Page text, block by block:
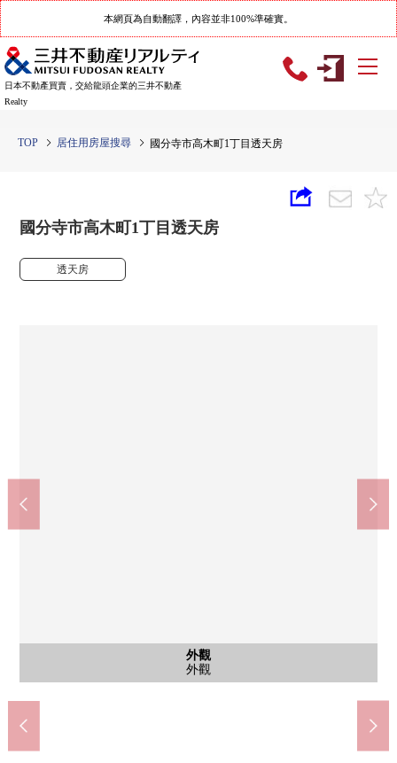
本網頁為自動翻譯，內容並非100%準確實。
日本不動產買賣，交給龍頭企業的三井不動產
Realty
TOP 居住用房屋搜尋 國分寺市高木町1丁目透天房
國分寺市高木町1丁目透天房
透天房
外觀
外觀
客廳
客廳
客廳
客廳
客廳
客廳
客廳
客廳
廚房
廚房
廚房
廚房
客廳
客廳
西式房間
2樓西式房間①
西式房間
2樓西式房間①
西式房間
2樓西式房間②
西式房間
2樓西式房間②
廁所
廁所
公共汽車
公共汽車
洗臉
洗臉
門口
門口
室內
走廊
含有前面道路的外觀
外觀
含有前面道路的外觀
外觀
含有前面道路的外觀
東面前面道路
國分寺市立第2小學(約520m)
國分寺市立第3中學(約410m)
全家便利店國分寺高木町商店(約480m)